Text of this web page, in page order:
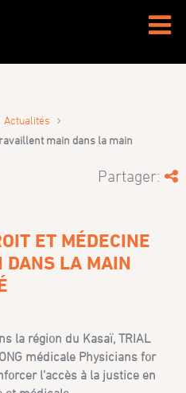
Actualités ›
main dans la main
Partager:
ET MÉDECINE
DANS LA MAIN
la région du Kasaï, TRIAL
médicale Physicians for
l’accès à la justice en